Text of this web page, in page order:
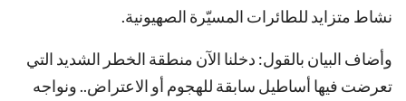
نشاط متزايد للطائرات المسيّرة الصهيونية.
وأضاف البيان بالقول: دخلنا الآن منطقة الخطر الشديد التي
تعرضت فيها أساطيل سابقة للهجوم أو الاعتراض.. ونواجه